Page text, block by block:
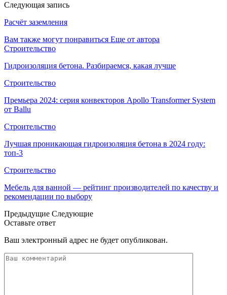
Следующая запись
Расчёт заземления
Вам также могут понравиться Еще от автора
Строительство
Гидроизоляция бетона. Разбираемся, какая лучше
Строительство
Премьера 2024: серия конвекторов Apollo Transformer System
от Ballu
Строительство
Лучшая проникающая гидроизоляция бетона в 2024 году:
топ-3
Строительство
Мебель для ванной — рейтинг производителей по качеству и
рекомендации по выбору
Предыдущие Следующие
Оставьте ответ
Ваш электронный адрес не будет опубликован.